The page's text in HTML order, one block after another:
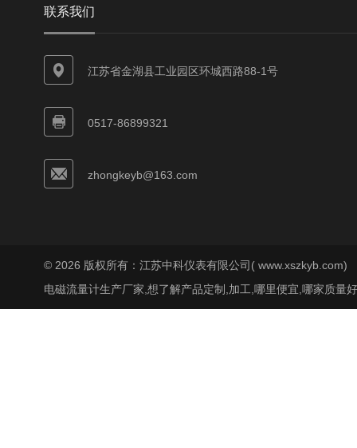
联系我们
江苏省金湖县工业园区环城西路88-1号
0517-86899321
zhongkeyb@163.com
© 2026 版权所有：江苏中科仪表有限公司( www.xszkyb.com)
电磁流量计生产厂家,想了解产品定制,加工,哪里便宜,哪家质量